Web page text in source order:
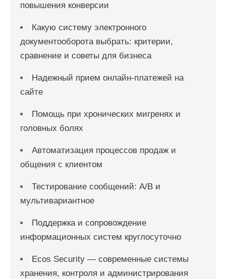
повышения конверсии
Какую систему электронного
документооборота выбрать: критерии,
сравнение и советы для бизнеса
Надежный прием онлайн-платежей на
сайте
Помощь при хронических мигренях и
головных болях
Автоматизация процессов продаж и
общения с клиентом
Тестирование сообщений: A/B и
мультивариантное
Поддержка и сопровождение
информационных систем круглосуточно
Ecos Security — современные системы
хранения, контроля и администрирования